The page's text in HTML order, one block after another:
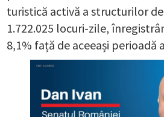
turistică activă a structurilor
1.722.025 locuri-zile,
8,1% față de aceeași perioadă